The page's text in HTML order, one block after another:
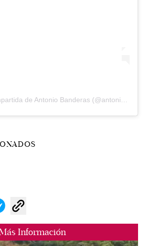
Información
de Antonio Banderas (@antoniobanderasoficial) el